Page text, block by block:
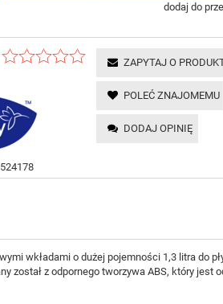
dodaj do
ZAPYTAJ O
POLEĆ ZNAJOMEMU
DODAJ OPINIĘ
wkładami o dużej pojemności 1,3 litra do
został z odpornego tworzywa ABS, który jest